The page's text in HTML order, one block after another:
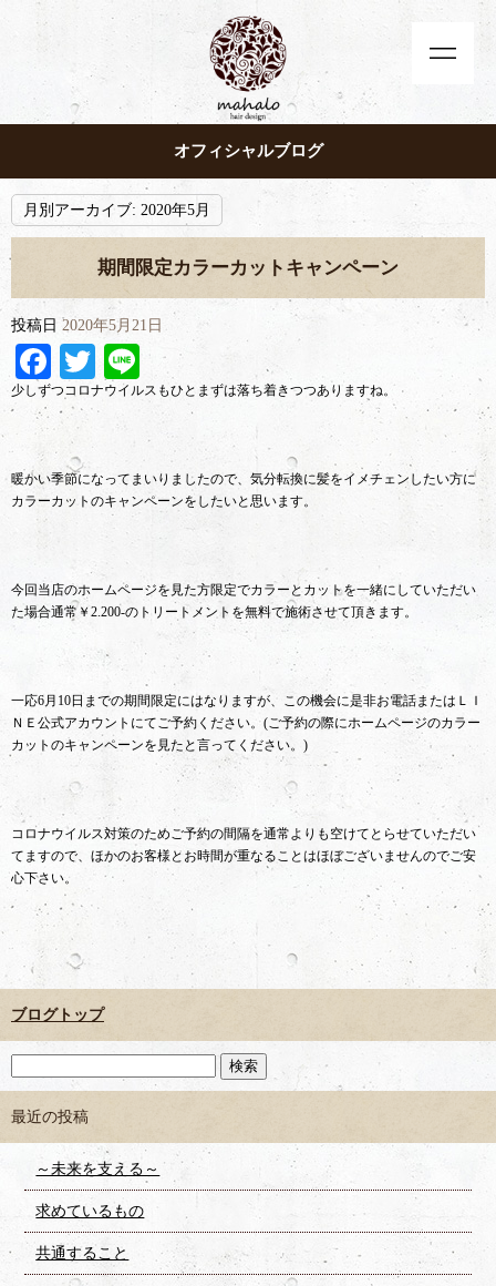
オフィシャルブログ
月別アーカイブ: 2020年5月
期間限定カラーカットキャンペーン
投稿日 2020年5月21日
Facebook
Twitter
Line
少しずつコロナウイルスもひとまずは落ち着きつつありますね。
暖かい季節になってまいりましたので、気分転換に髪をイメチェンしたい方に
カラーカットのキャンペーンをしたいと思います。
今回当店のホームページを見た方限定でカラーとカットを一緒にしていただい
た場合通常￥2.200-のトリートメントを無料で施術させて頂きます。
一応6月10日までの期間限定にはなりますが、この機会に是非お電話またはＬＩ
ＮＥ公式アカウントにてご予約ください。(ご予約の際にホームページのカラー
カットのキャンペーンを見たと言ってください。)
コロナウイルス対策のためご予約の間隔を通常よりも空けてとらせていただい
てますので、ほかのお客様とお時間が重なることはほぼございませんのでご安
心下さい。
ブログトップ
最近の投稿
～未来を支える～
求めているもの
共通すること